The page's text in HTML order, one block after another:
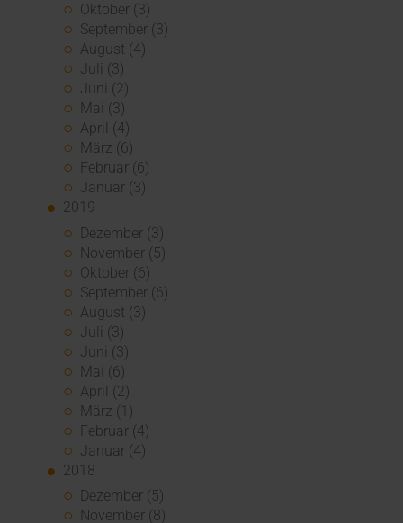
Oktober (3)
September (3)
August (4)
Juli (3)
Juni (2)
Mai (3)
April (4)
März (6)
Februar (6)
Januar (3)
2019
Dezember (3)
November (5)
Oktober (6)
September (6)
August (3)
Juli (3)
Juni (3)
Mai (6)
April (2)
März (1)
Februar (4)
Januar (4)
2018
Dezember (5)
November (8)